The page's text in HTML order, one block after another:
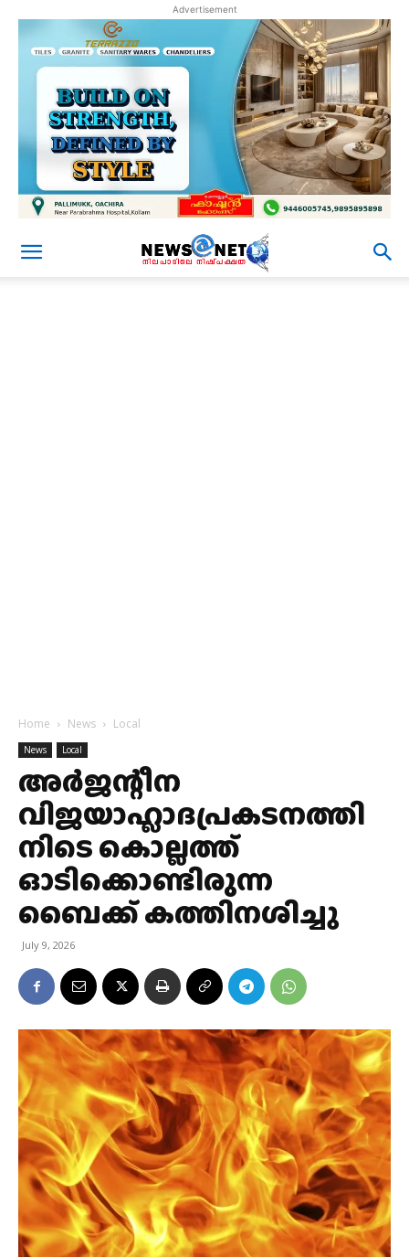
Advertisement
Home News Local
News Local
അർജന്റീന
വിജയാഹ്ലാദപ്രകടനത്തി
നിടെ കൊല്ലത്ത്
ഓടിക്കൊണ്ടിരുന്ന
ബൈക്ക് കത്തിനശിച്ചു
July 9, 2026